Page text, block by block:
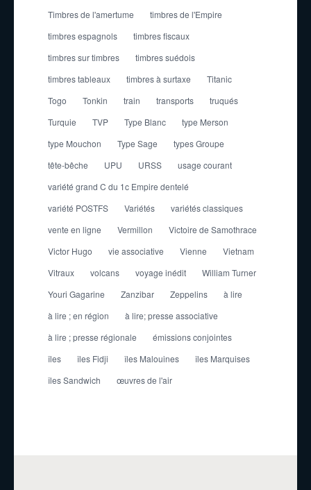
Timbres de l'amertume
timbres de l'Empire
timbres espagnols
timbres fiscaux
timbres sur timbres
timbres suédois
timbres tableaux
timbres à surtaxe
Titanic
Togo
Tonkin train transports
truqués
Turquie
TVP Type Blanc
type Merson
type Mouchon
Type Sage
types Groupe
tête-bêche
UPU URSS
usage courant
variété grand C du 1c Empire dentelé
variété POSTFS
Variétés
variétés classiques
vente en ligne
Vermillon
Victoire de Samothrace
Victor Hugo
vie associative Vienne
Vietnam
Vitraux
volcans voyage inédit
William Turner
Youri Gagarine
Zanzibar Zeppelins
à lire
à lire ; en région
à lire; presse associative
à lire ; presse régionale
émissions conjointes
îles
îles Fidji îles Malouines
îles Marquises
îles Sandwich
œuvres de l'air